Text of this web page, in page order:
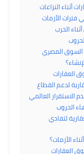
أثناء النزاعات
فترات الأزمات
الحرب
السوق المصري
العقارات
لدعم القطاع
العالمي
الحروب
لتفادي
الأزمات؟
العقارات